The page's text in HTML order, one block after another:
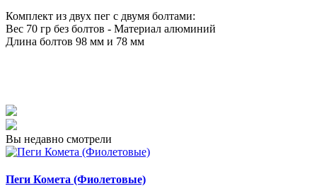
Комплект из двух пег с двумя болтами:
Вес 70 гр без болтов - Материал алюминий
Длина болтов 98 мм и 78 мм
Вы недавно смотрели
Пеги Комета (Фиолетовые)